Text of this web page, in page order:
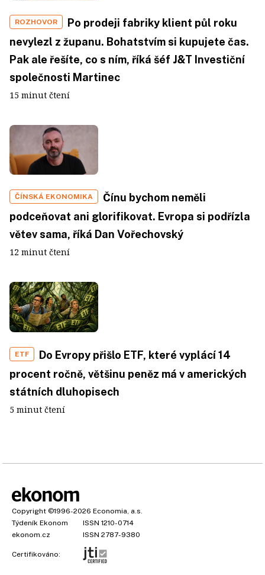
ROZHOVOR
Po prodeji fabriky klient půl roku
nevylezl z županu. Bohatstvím si kupujete čas.
Pak ale řešíte, co s ním, říká šéf J&T Investiční
společnosti Martinec
15 minut čtení
ČÍNSKÁ EKONOMIKA
Čínu bychom neměli
podceňovat ani glorifikovat. Evropa si podřízla
větev sama, říká Dan Vořechovský
12 minut čtení
ETF
Do Evropy přišlo ETF, které vyplácí 14
procent ročně, většinu peněz má v amerických
státních dluhopisech
5 minut čtení
Copyright ©1996-2026 Economia, a.s.
Týdeník Ekonom
ISSN 1210-0714
ekonom.cz
ISSN 2787-9380
Certifikováno: